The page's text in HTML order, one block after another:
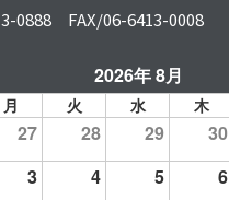
0888 FAX/06-6413-0008
2026年 8月
月 火 水 木
27 28 29 30
3 4 5 6